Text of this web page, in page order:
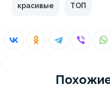
красивые ТОП